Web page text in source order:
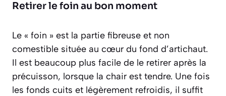
Retirer le foin au bon moment
Le « foin » est la partie fibreuse et non
comestible située au cœur du fond d’artichaut.
Il est beaucoup plus facile de le retirer après la
précuisson, lorsque la chair est tendre. Une fois
les fonds cuits et légèrement refroidis, il suffit